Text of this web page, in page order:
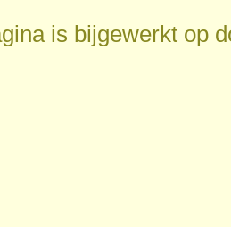
is bijgewerkt op